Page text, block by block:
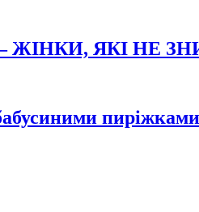
ЖІНКИ, ЯКІ НЕ